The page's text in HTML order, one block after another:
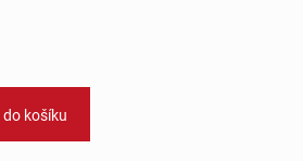
košíku